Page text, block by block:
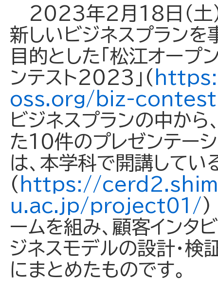
2023年2月18日（土）
新しいビジネスプランを
目的とした「松江オープ
ンテスト2023」(
oss.org/biz-
ビジネスプランの中か
た10件のプレゼンテー
は、本学科で開講してい
( https://
u.ac.jp/project01/ )
ームを組み、顧客インタ
ジネスモデルの設計・検
にまとめたものです。